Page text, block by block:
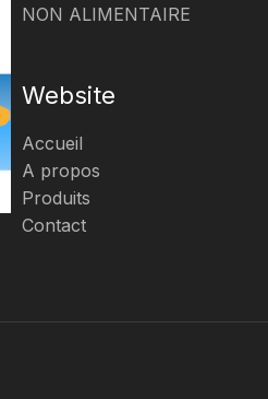
NON ALIMENTAIRE
Website
Accueil
A propos
Produits
Contact